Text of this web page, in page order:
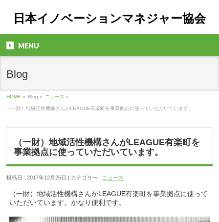
日本イノベーションマネジャー協会
MENU
Blog
HOME » Blog » ニュース »
（一財）地域活性機構さんがLEAGUE有楽町を事業拠点に使っていただいています。
（一財）地域活性機構さんがLEAGUE有楽町を
事業拠点に使っていただいています。
投稿日 : 2017年12月25日 | カテゴリー : ニュース
（一財）地域活性機構さんがLEAGUE有楽町を事業拠点に使って
いただいています。かなり便利です。